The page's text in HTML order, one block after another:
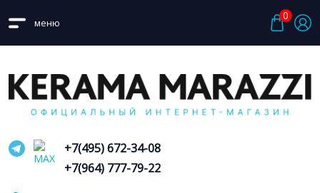
меню
0
+7(495) 672-34-08
+7(964) 777-79-22